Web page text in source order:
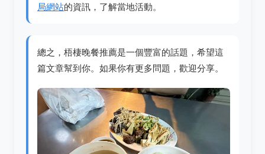
局網站的資訊，了解當地活動。
總之，梧棲晚餐推薦是一個豐富的話題，希望這
篇文章幫到你。如果你有更多問題，歡迎分享。